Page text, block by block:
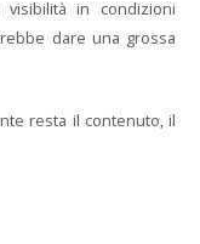
visibilità in condizioni
dare una grossa
resta il contenuto, il